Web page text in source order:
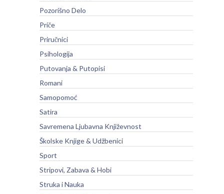
Pozorišno Delo
Priče
Priručnici
Psihologija
Putovanja & Putopisi
Romani
Samopomoć
Satira
Savremena Ljubavna Književnost
Školske Knjige & Udžbenici
Sport
Stripovi, Zabava & Hobi
Struka i Nauka